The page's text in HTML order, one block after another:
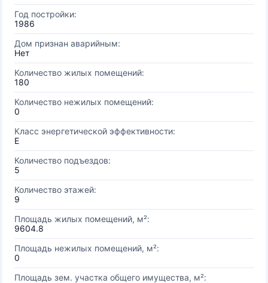
Год постройки:
1986
Дом признан аварийным:
Нет
Количество жилых помещений:
180
Количество нежилых помещений:
0
Класс энергетической эффективности:
E
Количество подъездов:
5
Количество этажей:
9
Площадь жилых помещений, м²:
9604.8
Площадь нежилых помещений, м²:
0
Площадь зем. участка общего имущества, м²: